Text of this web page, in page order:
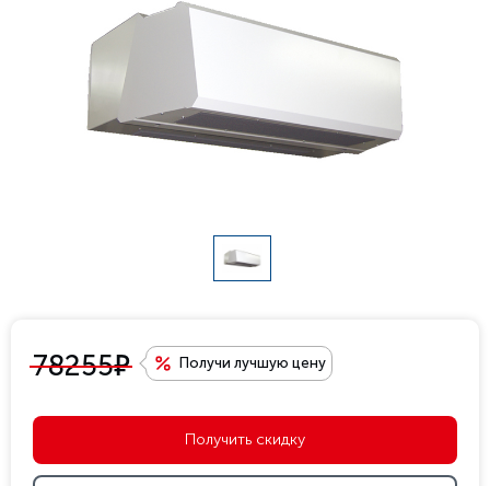
78255е Получи лучшую цену
Получить скидку